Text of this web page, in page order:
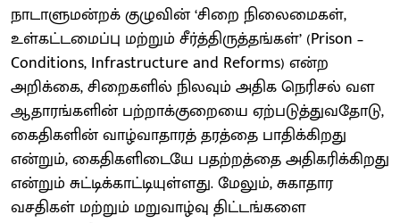
நாடாளுமன்றக் குழுவின் ‘சிறை நிலைமைகள்,
உள்கட்டமைப்பு மற்றும் சீர்த்திருத்தங்கள்’ (Prison –
Conditions, Infrastructure and Reforms) என்ற
அறிக்கை, சிறைகளில் நிலவும் அதிக நெரிசல் வள
ஆதாரங்களின் பற்றாக்குறையை ஏற்படுத்துவதோடு,
கைதிகளின் வாழ்வாதாரத் தரத்தை பாதிக்கிறது
என்றும், கைதிகளிடையே பதற்றத்தை அதிகரிக்கிறது
என்றும் சுட்டிக்காட்டியுள்ளது. மேலும், சுகாதார
வசதிகள் மற்றும் மறுவாழ்வு திட்டங்களை